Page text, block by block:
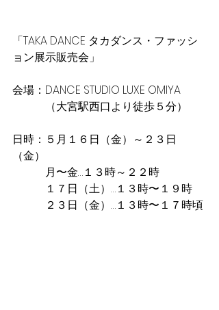
「TAKA DANCE タカダンス・ファッシ
ョン展示販売会」
会場：DANCE STUDIO LUXE OMIYA
（大宮駅西口より徒歩５分）
日時：５月１６日（金）～２３日
（金）
月〜金…１３時～２２時
１７日（土）…１３時〜１９時
２３日（金）…１３時〜１７時頃